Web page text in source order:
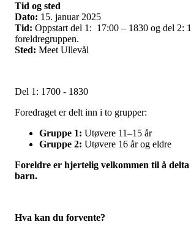
Tid og sted
Dato: 15. januar 2025
Tid: Oppstart del 1: 17:00 – 1830 og del 2:
foreldregruppen.
Sted: Meet Ullevål
Del 1: 1700 - 1830
Foredraget er delt inn i to grupper:
Gruppe 1: Utøvere 11–15 år
Gruppe 2: Utøvere 16 år og eldre
Foreldre er hjertelig velkommen til å delta
barn.
Hva kan du forvente?